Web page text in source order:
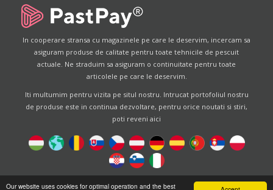
Our website uses cookies for optimal operation and the best
In cooperare stransa cu magazinele pe care le deservim, incercam sa
asiguram produse de calitate pentru toate tehnicile de pescuit
actuale. Ne straduim sa asiguram o continuitate pentru toate
articolele pe care le deservim.
Iti multumim pentru vizita pe situl nostru. Intrucat portofoliul nostru
de produse este in continua dezvoltare, pentru orice noutati si stiri,
poti reveni aici
Designed by Energofish Kft